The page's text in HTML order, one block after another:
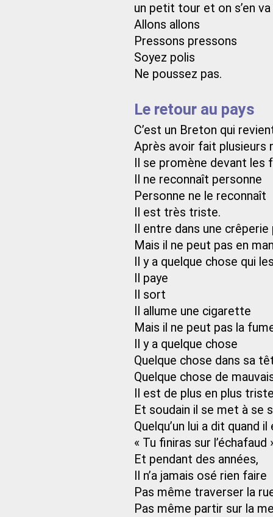
un petit tour et on s’en va
Allons allons
Pressons pressons
Soyez polis
Ne poussez pas.
Le retour au pays
C’est un Breton qui
Après avoir fait plusieurs
Il se promène devant les
Il ne reconnaît personne
Personne ne le reconnaît
Il est très triste.
Il entre dans une
Mais il ne peut pas en
Il y a quelque chose qui
Il paye
Il sort
Il allume une cigarette
Mais il ne peut pas la
Il y a quelque chose
Quelque chose dans sa
Quelque chose de
Il est de plus en plus
Et soudain il se met à se
Quelqu’un lui a dit quand
« Tu finiras sur l’échafaud
Et pendant des années,
Il n’a jamais osé rien faire
Pas même traverser la
Pas même partir sur la